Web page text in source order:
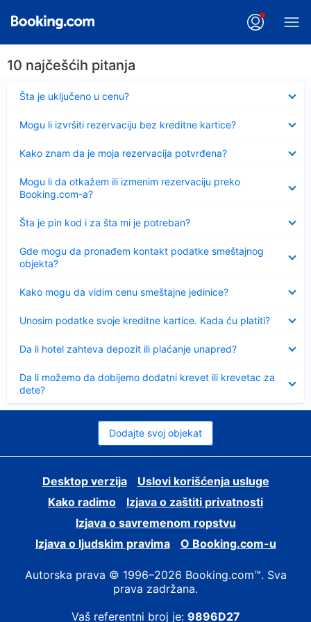
10 najčešćih pitanja
Šta je uključeno u cenu?
Sažeto
Mogu li izvršiti rezervaciju bez kreditne kartice?
Kako znam da je moja rezervacija potvrđena?
Mogu li da otkažem ili izmenim rezervaciju preko
Booking.com-a?
Šta je pin kod i za šta mi je potreban?
Sažeto
Gde mogu da pronađem kontakt podatke smeštajnog
objekta?
Kako mogu da vidim cenu smeštajne jedinice?
Unosim podatke svoje kreditne kartice. Kada ću platiti?
Da li hotel zahteva depozit ili plaćanje unapred?
Da li možemo da dobijemo dodatni krevet ili krevetac za
dete?
Dodajte svoj objekat
Desktop verzija
Uslovi korišćenja usluge
Kako radimo
Izjava o zaštiti privatnosti
Izjava o savremenom ropstvu
Izjava o ljudskim pravima
О Booking.com-u
Autorska prava © 1996–2026 Booking.com™. Sva
prava zadržana.
Vaš referentni broj je: 9896D27